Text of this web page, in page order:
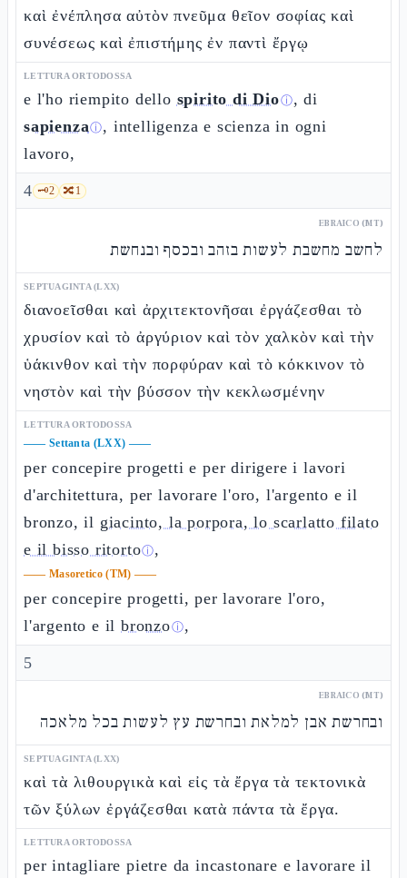
καὶ ἐνέπλησα αὐτὸν πνεῦμα θεῖον σοφίας καὶ
συνέσεως καὶ ἐπιστήμης ἐν παντὶ ἔργῳ
LETTURA ORTODOSSA
e l'ho riempito dello spirito di Dioⓘ, di
sapienzaⓘ, intelligenza e scienza in ogni
lavoro,
4 🗝️2 🔀1
EBRAICO (MT)
לחשב מחשבת לעשות בזהב ובכסף ובנחשת
SEPTUAGINTA (LXX)
διανοεῖσθαι καὶ ἀρχιτεκτονῆσαι ἐργάζεσθαι τὸ
χρυσίον καὶ τὸ ἀργύριον καὶ τὸν χαλκὸν καὶ τὴν
ὑάκινθον καὶ τὴν πορφύραν καὶ τὸ κόκκινον τὸ
νηστὸν καὶ τὴν βύσσον τὴν κεκλωσμένην
LETTURA ORTODOSSA
—— Settanta (LXX) ——
per concepire progetti e per dirigere i lavori
d'architettura, per lavorare l'oro, l'argento e il
bronzo, il giacinto, la porpora, lo scarlatto filato
e il bisso ritortoⓘ,
—— Masoretico (TM) ——
per concepire progetti, per lavorare l'oro,
l'argento e ilbronzoⓘ,
5
EBRAICO (MT)
ובחרשת אבן למלאת ובחרשת עץ לעשות בכל מלאכה
SEPTUAGINTA (LXX)
καὶ τὰ λιθουργικὰ καὶ εἰς τὰ ἔργα τὰ τεκτονικὰ
τῶν ξύλων ἐργάζεσθαι κατὰ πάντα τὰ ἔργα.
LETTURA ORTODOSSA
per intagliare pietre da incastonare e lavorare il